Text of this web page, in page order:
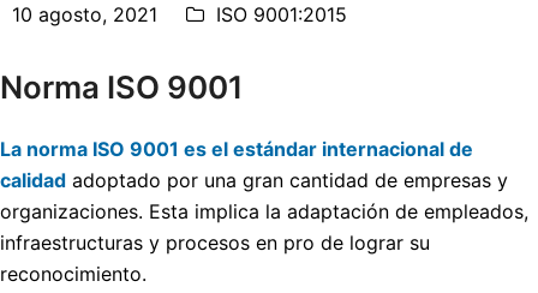
10 agosto, 2021 ISO 9001:2015
Norma ISO 9001
La norma ISO 9001 es el estándar internacional de
calidad adoptado por una gran cantidad de empresas y
organizaciones. Esta implica la adaptación de empleados,
infraestructuras y procesos en pro de lograr su
reconocimiento.